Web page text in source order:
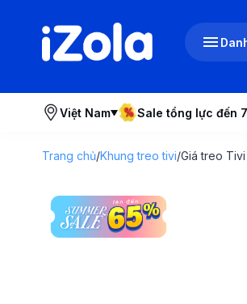
Việt Nam Sale tổng lực đến
Trang chủ/Khung treo tivi/Giá treo